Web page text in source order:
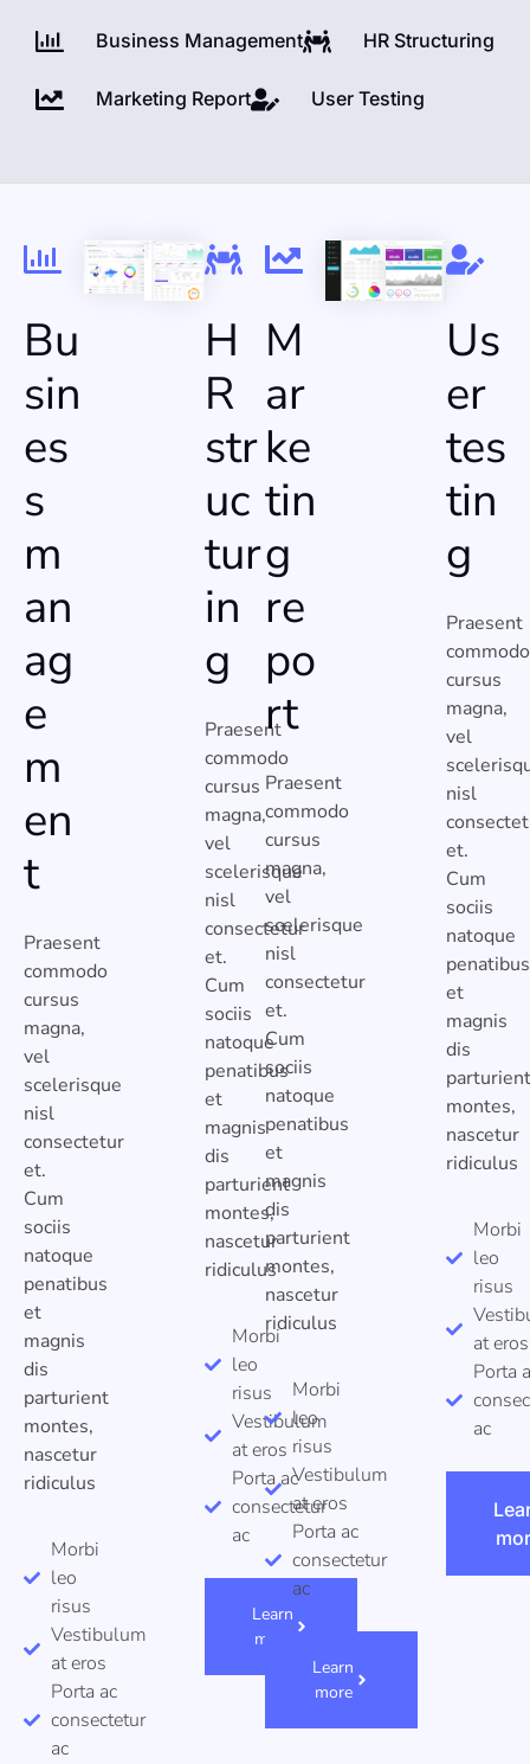
Business Management HR Structuring
Marketing Report User Testing
Bu
sin
es
s
m
an
ag
e
m
en
t
Praesent
commodo
cursus
magna,
vel
scelerisque
nisl
consectetur
et.
Cum
sociis
natoque
penatibus
et
magnis
dis
parturient
montes,
nascetur
ridiculus
Morbi
leo
risus
Vestibulum
at eros
Porta ac
consectetur
ac
H
R
str
uc
tur
in
g
Praesent
commodo
cursus
magna,
vel
scelerisque
nisl
consectetur
et.
Cum
sociis
natoque
penatibus
et
magnis
dis
parturient
montes,
nascetur
ridiculus
Morbi
leo
risus
Vestibulum
at eros
Porta ac
consectetur
ac
Learn
more
M
ar
ke
tin
g
re
po
rt
Praesent
commodo
cursus
magna,
vel
scelerisque
nisl
consectetur
et.
Cum
sociis
natoque
penatibus
et
magnis
dis
parturient
montes,
nascetur
ridiculus
Morbi
leo
risus
Vestibulum
at eros
Porta ac
consectetur
ac
Learn
more
Us
er
tes
tin
g
Praesent
commodo
cursus
magna,
vel
nisl
et.
Cum
sociis
natoque
penatibus
et
magnis
dis
parturient
montes,
nascetur
ridiculus
Morbi
leo
risus
at eros
Porta
ac